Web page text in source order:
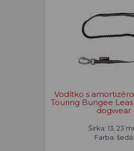
Vodítko s
Touring Bungee
dogwear
Šírka: 13, 23
Farba: šedá